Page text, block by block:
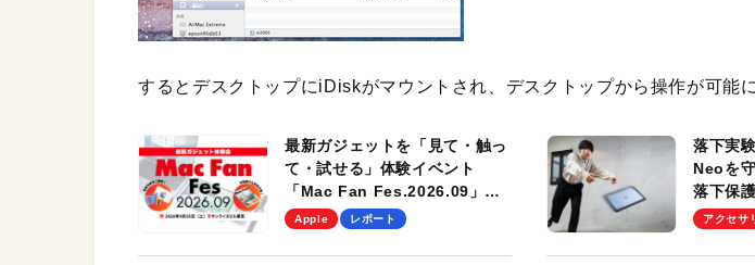
するとデスクトップにiDiskがマウントされ、デスクトップから操作が可能に
最新ガジェットを「見て・触っ
て・試せる」体験イベント
「Mac Fan Fes.2026.09」
を、9月26日（土）に開催しま
Apple レポート
落下実
Neoを
落下保
Ultra」
適！
アクセサ